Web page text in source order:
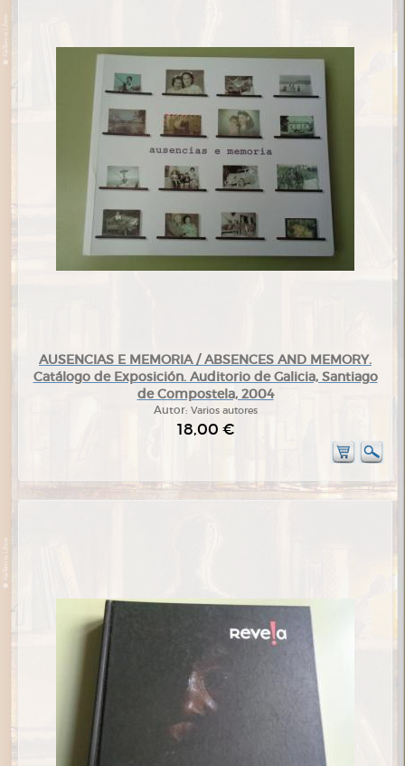
AUSENCIAS E MEMORIA / ABSENCES AND MEMORY.
Catálogo de Exposición. Auditorio de Galicia, Santiago
de Compostela, 2004
Autor: Varios autores
18,00 €